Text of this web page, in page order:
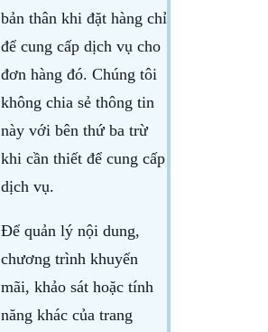
bản thân khi đặt hàng chỉ
để cung cấp dịch vụ cho
đơn hàng đó. Chúng tôi
không chia sẻ thông tin
này với bên thứ ba trừ
khi cần thiết để cung cấp
dịch vụ.
Để quản lý nội dung,
chương trình khuyến
mãi, khảo sát hoặc tính
năng khác của trang